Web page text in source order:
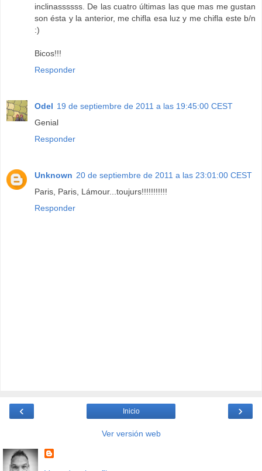
inclinassssss. De las cuatro últimas las que mas me gustan
son ésta y la anterior, me chifla esa luz y me chifla este b/n
:)
Bicos!!!
Responder
Odel 19 de septiembre de 2011 a las 19:45:00 CEST
Genial
Responder
Unknown 20 de septiembre de 2011 a las 23:01:00 CEST
Paris, Paris, Lámour...toujurs!!!!!!!!!!!
Responder
‹ ›
Inicio
Ver versión web